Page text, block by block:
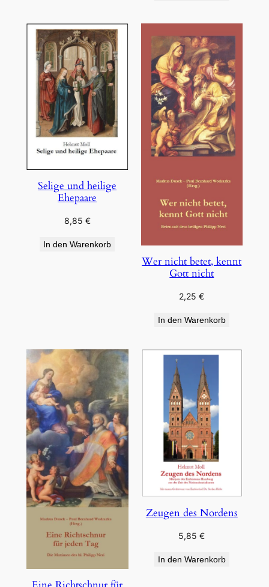
Selige und heilige
Ehepaare
8,85 €
In den Warenkorb
Wer nicht betet, kennt
Gott nicht
2,25€
In den Warenkorb
Zeugen des Nordens
5,85€
In den Warenkorb